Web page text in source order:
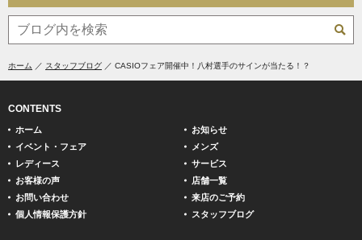
ホーム スタッフブログ CASIOフェア開催中！八村選手のサインが当たる！？
CONTENTS
ホーム
お知らせ
イベント・フェア
メンズ
レディース
サービス
お客様の声
店舗一覧
お問い合わせ
来店のご予約
個人情報保護方針
スタッフブログ